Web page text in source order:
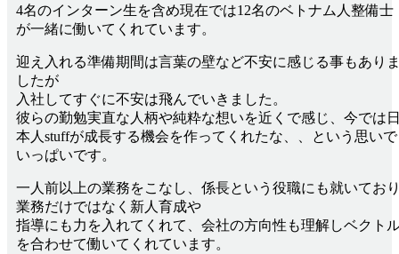
4名のインターン生を含め現在では12名のベトナム人整備士
が一緒に働いてくれています。
迎え入れる準備期間は言葉の壁など不安に感じる事もあり
したが
入社してすぐに不安は飛んでいきました。
彼らの勤勉実直な人柄や純粋な想いを近くで感じ、今では
本人stuffが成長する機会を作ってくれたな、、という思いで
いっぱいです。
一人前以上の業務をこなし、係長という役職にも就いてお
業務だけではなく新人育成や
指導にも力を入れてくれて、会社の方向性も理解しベクト
を合わせて働いてくれています。